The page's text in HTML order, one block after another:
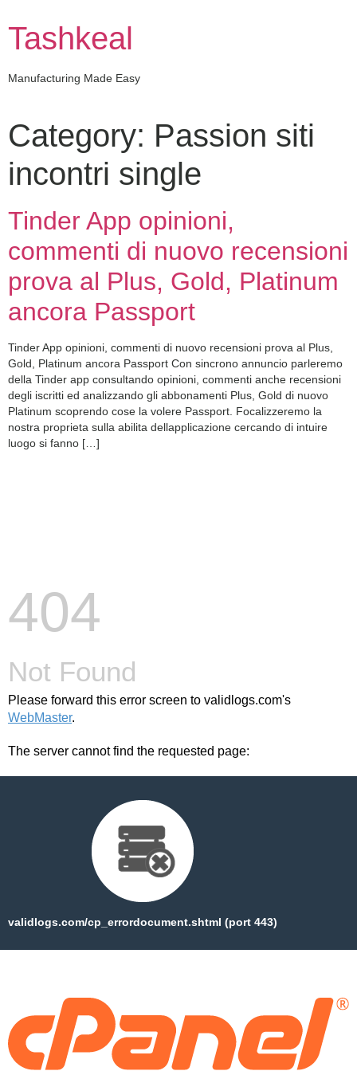
content
Tashkeal
Manufacturing Made Easy
Category: Passion siti
incontri single
Tinder App opinioni,
commenti di nuovo recensioni
prova al Plus, Gold, Platinum
ancora Passport
Tinder App opinioni, commenti di nuovo recensioni prova al Plus,
Gold, Platinum ancora Passport Con sincrono annuncio parleremo
della Tinder app consultando opinioni, commenti anche recensioni
degli iscritti ed analizzando gli abbonamenti Plus, Gold di nuovo
Platinum scoprendo cose la volere Passport. Focalizzeremo la
nostra proprieta sulla abilita dellapplicazione cercando di intuire
luogo si fanno […]
404
Not Found
Please forward this error screen to validlogs.com's
WebMaster.
The server cannot find the requested page:
validlogs.com/cp_errordocument.shtml (port 443)